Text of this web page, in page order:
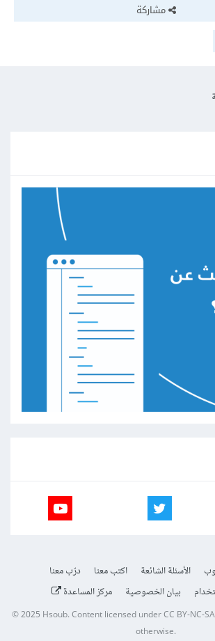
مشاركة
الأسئلة الشائعة اكتب معنا
درّب معنا
بيان الخصوصية مركز المساعدة
© 2025Hsoub.Content licensed underCC BY-NC-
otherwise.